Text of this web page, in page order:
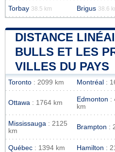
Torbay 38.5 km Brigus 38.6
DISTANCE
BULLS ET LES
VILLES DU PAYS
Toronto : 2099 km Montréal :
Ottawa : 1764 km Edmonton :
km
Mississauga : 2125
km
Brampton :
Québec : 1394 km Hamilton :